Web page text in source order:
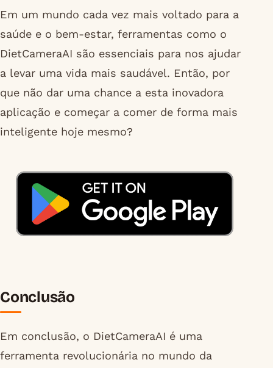
Em um mundo cada vez mais voltado para a
saúde e o bem-estar, ferramentas como o
DietCameraAI são essenciais para nos ajudar
a levar uma vida mais saudável. Então, por
que não dar uma chance a esta inovadora
aplicação e começar a comer de forma mais
inteligente hoje mesmo?
Conclusão
Em conclusão, o DietCameraAI é uma
ferramenta revolucionária no mundo da